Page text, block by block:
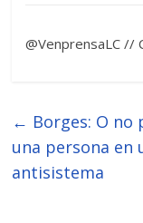
@VenprensaLC //
← Borges: O
una persona en
antisistema